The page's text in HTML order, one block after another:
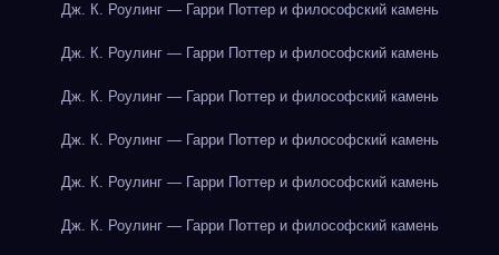
Дж. К. Роулинг — Гарри Поттер и философский камень
Дж. К. Роулинг — Гарри Поттер и философский камень
Дж. К. Роулинг — Гарри Поттер и философский камень
Дж. К. Роулинг — Гарри Поттер и философский камень
Дж. К. Роулинг — Гарри Поттер и философский камень
Дж. К. Роулинг — Гарри Поттер и философский камень